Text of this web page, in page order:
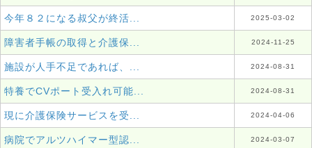
今年８２になる叔父が終活... 2025-03-02
障害者手帳の取得と介護保... 2024-11-25
施設が人手不足であれば、... 2024-08-31
特養でCVポート受入れ可能... 2024-08-31
現に介護保険サービスを受... 2024-04-06
病院でアルツハイマー型認... 2024-03-07